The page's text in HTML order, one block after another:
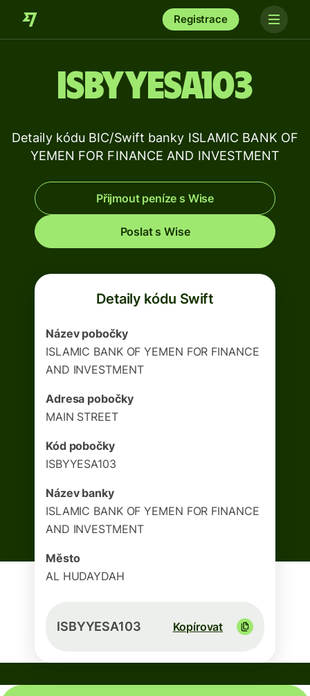
Registrace
ISBYYESA103
Detaily kódu BIC/Swift banky ISLAMIC BANK OF
YEMEN FOR FINANCE AND INVESTMENT
Přijmout peníze s Wise
Poslat s Wise
Detaily kódu Swift
Název pobočky
ISLAMIC BANK OF YEMEN FOR FINANCE
AND INVESTMENT
Adresa pobočky
MAIN STREET
Kód pobočky
ISBYYESA103
Název banky
ISLAMIC BANK OF YEMEN FOR FINANCE
AND INVESTMENT
Město
AL HUDAYDAH
ISBYYESA103 Kopírovat